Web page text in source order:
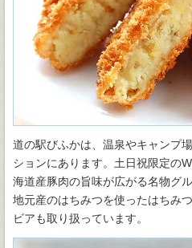
道の駅びふかは、温泉やキャンプ
ションにあります。土日祝限定の
海道産豚肉の旨味が広がる名物グル
地元産のはちみつを使ったはちみ
ビアも取り扱っています。